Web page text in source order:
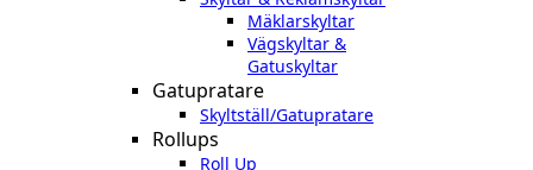
Mäklarskyltar
Vägskyltar &
Gatuskyltar
Gatupratare
Skyltställ/Gatupratare
Rollups
Roll Up